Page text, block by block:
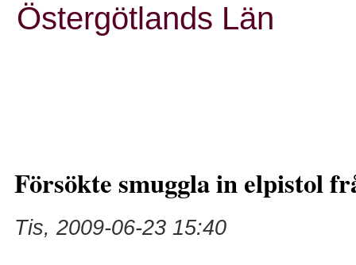
Östergötlands Län
Försökte smuggla in elpistol
Tis, 2009-06-23 15:40